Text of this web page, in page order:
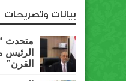
بيانات وتصريحات
متحدث
القرن”